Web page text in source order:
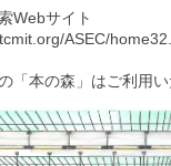
Webサイト
ASEC/
「本の森」はご利用い